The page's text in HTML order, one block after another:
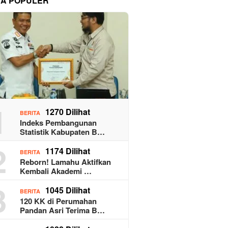
BERITA 1270 Dilihat
Indeks Pembangunan
Statistik Kabupaten B…
BERITA 1174 Dilihat
Reborn! Lamahu Aktifkan
Kembali Akademi …
BERITA 1045 Dilihat
120 KK di Perumahan
Pandan Asri Terima B…